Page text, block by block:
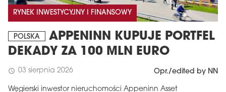
RYNEK INWESTYCYJNY I FINANSOWY
POLSKA
APPENINN KUPUJE PORTFEL
DEKADY ZA 100 MLN EURO
schedule 03 sierpnia 2026 Opr./edited by NN
Węgierski inwestor nieruchomości Appeninn Asset